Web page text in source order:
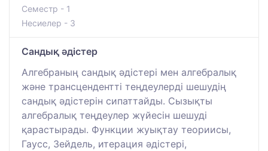
Семестр - 1
Несиелер - 3
Сандық әдістер
Алгебраның сандық әдістері мен алгебралық
және трансцендентті теңдеулерді шешудің
сандық әдістерін сипаттайды. Сызықты
алгебралық теңдеулер жүйесін шешуді
қарастырады. Функции жуықтау теориисы,
Гаусс, Зейдель, итерация әдістері,